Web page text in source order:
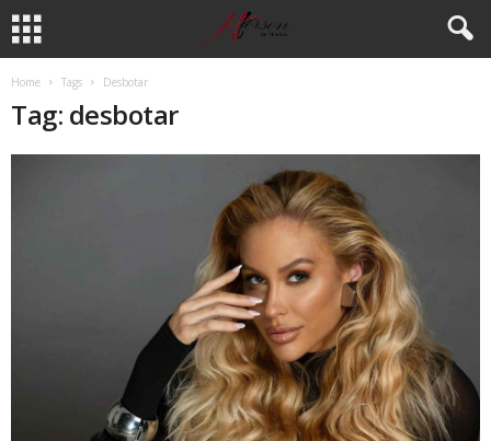
Home Tags Desbotar
Tag: desbotar